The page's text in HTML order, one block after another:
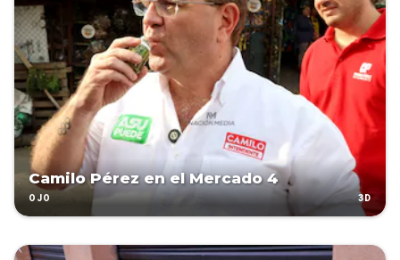
Camilo Pérez en el Mercado 4
OJO 3D